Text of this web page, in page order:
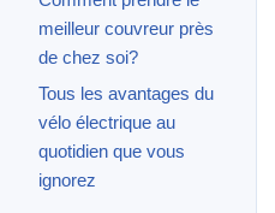
meilleur couvreur près
de chez soi?
Tous les avantages du
vélo électrique au
quotidien que vous
ignorez